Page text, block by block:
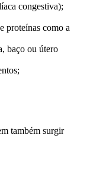
congestiva);
proteínas como a
baço ou útero
também surgir